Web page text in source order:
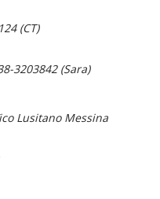
(CT)
3203842 (Sara)
Lusitano Messina